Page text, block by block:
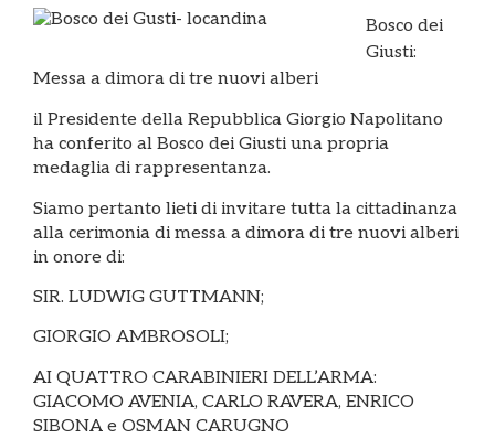
Bosco dei
Giusti:
Messa a dimora di tre nuovi alberi
il Presidente della Repubblica Giorgio Napolitano
ha conferito al Bosco dei Giusti una propria
medaglia di rappresentanza.
Siamo pertanto lieti di invitare tutta la cittadinanza
alla cerimonia di messa a dimora di tre nuovi alberi
in onore di:
SIR. LUDWIG GUTTMANN;
GIORGIO AMBROSOLI;
AI QUATTRO CARABINIERI DELL’ARMA:
GIACOMO AVENIA, CARLO RAVERA, ENRICO
SIBONA e OSMAN CARUGNO